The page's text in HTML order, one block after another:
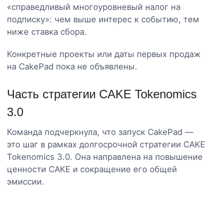
«справедливый многоуровневый налог на
подписку»: чем выше интерес к событию, тем
ниже ставка сбора.
Конкретные проекты или даты первых продаж
на CakePad пока не объявлены.
Часть стратегии CAKE Tokenomics
3.0
Команда подчеркнула, что запуск CakePad —
это шаг в рамках долгосрочной стратегии CAKE
Tokenomics 3.0. Она направлена на повышение
ценности CAKE и сокращение его общей
эмиссии.